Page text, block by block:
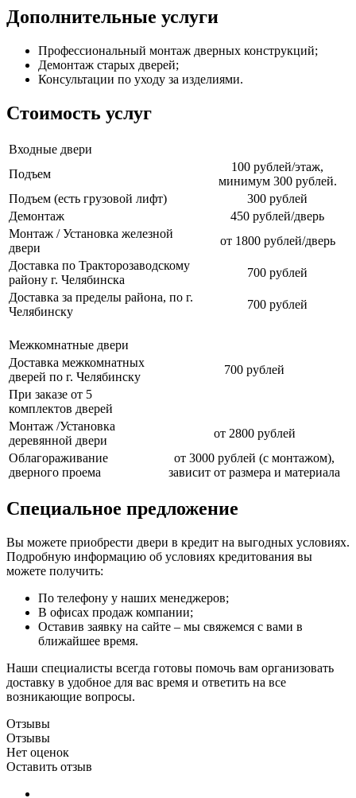
Дополнительные услуги
Профессиональный монтаж дверных конструкций;
Демонтаж старых дверей;
Консультации по уходу за изделиями.
Стоимость услуг
Входные двери
Подъем
100 рублей/этаж,
минимум 300 рублей.
Подъем (есть грузовой лифт)
300 рублей
Демонтаж
450 рублей/дверь
Монтаж / Установка железной
двери
от 1800 рублей/дверь
Доставка по Тракторозаводскому
району г. Челябинска
700 рублей
Доставка за пределы района, по г.
Челябинску
700 рублей
Межкомнатные двери
Доставка межкомнатных
дверей по г. Челябинску
700 рублей
При заказе от 5
комплектов дверей
Монтаж /Установка
деревянной двери
от 2800 рублей
Облагораживание
дверного проема
от 3000 рублей (с монтажом),
зависит от размера и материала
Специальное предложение
Вы можете приобрести двери в кредит на выгодных условиях.
Подробную информацию об условиях кредитования вы
можете получить:
По телефону у наших менеджеров;
В офисах продаж компании;
Оставив заявку на сайте – мы свяжемся с вами в
ближайшее время.
Наши специалисты всегда готовы помочь вам организовать
доставку в удобное для вас время и ответить на все
возникающие вопросы.
Отзывы
Отзывы
Нет оценок
Оставить отзыв